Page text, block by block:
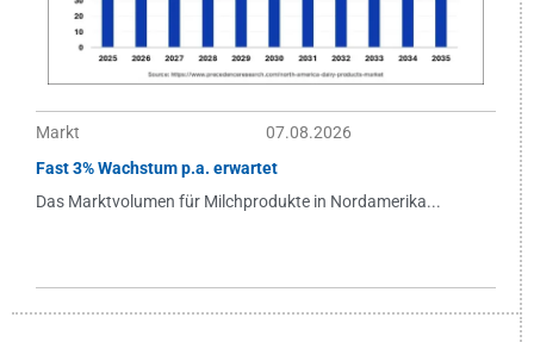
Markt
07.08.2026
Fast 3% Wachstum p.a. erwartet
Das Marktvolumen für Milchprodukte in Nordamerika...